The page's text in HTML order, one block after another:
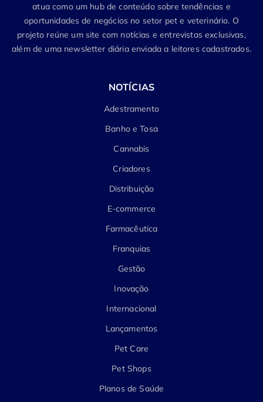
atua como um hub de conteúdo sobre tendências e
oportunidades de negócios no setor pet e veterinário. O
projeto reúne um site com notícias e entrevistas exclusivas,
além de uma newsletter diária enviada a leitores cadastrados.
NOTÍCIAS
Adestramento
Banho e Tosa
Cannabis
Criadores
Distribuição
E-commerce
Farmacêutica
Franquias
Gestão
Inovação
Internacional
Lançamentos
Pet Care
Pet Shops
Planos de Saúde